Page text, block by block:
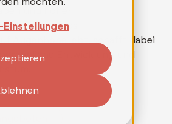
Einstellungen
und hoher
Ein Team, das
Augenhöhe lebt, schafft dabei
Entwicklung und